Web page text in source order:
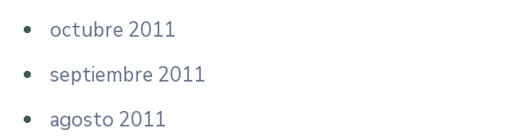
octubre 2011
septiembre 2011
agosto 2011